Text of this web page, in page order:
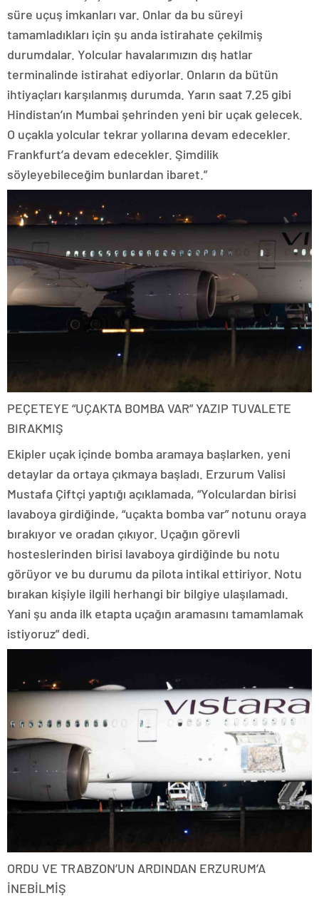
süre uçuş imkanları var. Onlar da bu süreyi
tamamladıkları için şu anda istirahate çekilmiş
durumdalar. Yolcular havalarımızın dış hatlar
terminalinde istirahat ediyorlar. Onların da bütün
ihtiyaçları karşılanmış durumda. Yarın saat 7.25 gibi
Hindistan’ın Mumbai şehrinden yeni bir uçak gelecek.
O uçakla yolcular tekrar yollarına devam edecekler.
Frankfurt’a devam edecekler. Şimdilik
söyleyebileceğim bunlardan ibaret.”
PEÇETEYE “UÇAKTA BOMBA VAR” YAZIP TUVALETE
BIRAKMIŞ
Ekipler uçak içinde bomba aramaya başlarken, yeni
detaylar da ortaya çıkmaya başladı. Erzurum Valisi
Mustafa Çiftçi yaptığı açıklamada, “Yolculardan birisi
lavaboya girdiğinde, “uçakta bomba var” notunu oraya
bırakıyor ve oradan çıkıyor. Uçağın görevli
hosteslerinden birisi lavaboya girdiğinde bu notu
görüyor ve bu durumu da pilota intikal ettiriyor. Notu
bırakan kişiyle ilgili herhangi bir bilgiye ulaşılamadı.
Yani şu anda ilk etapta uçağın aramasını tamamlamak
istiyoruz” dedi.
ORDU VE TRABZON’UN ARDINDAN ERZURUM’A
İNEBİLMİŞ